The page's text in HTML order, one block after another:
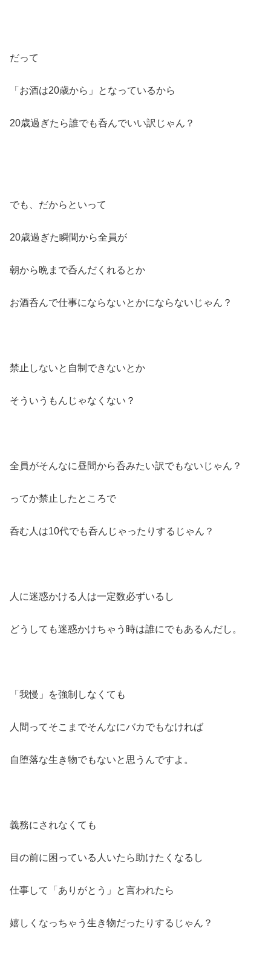
だって
「お酒は20歳から」となっているから
20歳過ぎたら誰でも呑んでいい訳じゃん？
でも、だからといって
20歳過ぎた瞬間から全員が
朝から晩まで呑んだくれるとか
お酒呑んで仕事にならないとかにならないじゃん？
禁止しないと自制できないとか
そういうもんじゃなくない？
全員がそんなに昼間から呑みたい訳でもないじゃん？
ってか禁止したところで
呑む人は10代でも呑んじゃったりするじゃん？
人に迷惑かける人は一定数必ずいるし
どうしても迷惑かけちゃう時は誰にでもあるんだし。
「我慢」を強制しなくても
人間ってそこまでそんなにバカでもなければ
自堕落な生き物でもないと思うんですよ。
義務にされなくても
目の前に困っている人いたら助けたくなるし
仕事して「ありがとう」と言われたら
嬉しくなっちゃう生き物だったりするじゃん？